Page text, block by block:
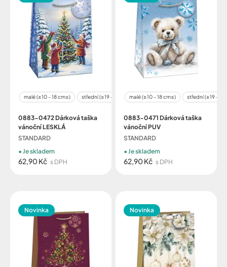
malé (≥10 - 18 cm≤) střední (≥19 - 32 cm≤) velké (≥29 - 48 cm≤)
0883-0472 Dárková taška
vánoční LESKLÁ
STANDARD
62,90 Kč s DPH
Je skladem
malé (≥10 - 18 cm≤) střední (≥19 - 32
0883-0471 Dárková taška
vánoční PUV
STANDARD
62,90 Kč s DPH
Je skladem
Novinka Novinka